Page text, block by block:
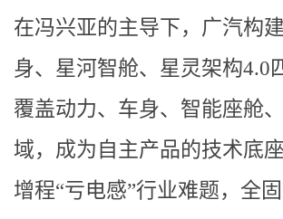
在冯兴亚的主导下，广汽构
身、星河智舱、星灵架构4.0
覆盖动力、车身、智能座舱
域，成为自主产品的技术底
增程“亏电感”行业难题，全